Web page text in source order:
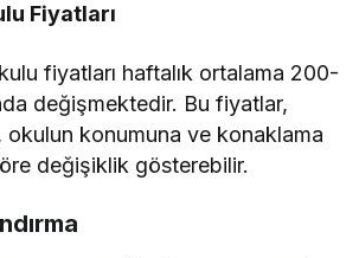
Fiyatları
fiyatları haftalık ortalama 200-
değişmektedir. Bu fiyatlar,
okulun konumuna ve konaklama
değişiklik gösterebilir.